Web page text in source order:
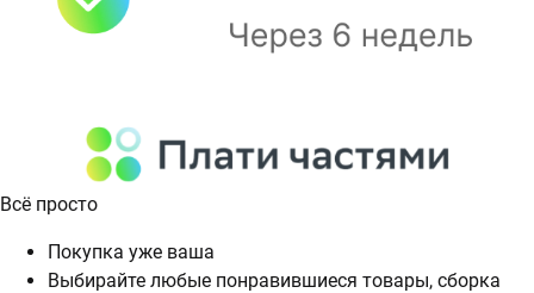
Всё просто
Покупка уже ваша
Выбирайте любые понравившиеся товары, сборка